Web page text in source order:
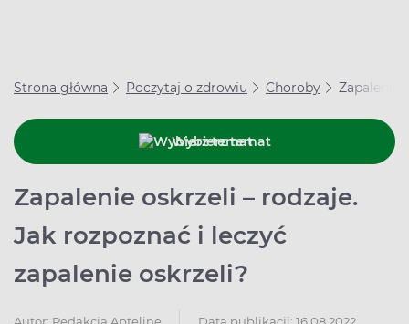
Strona główna Poczytaj o zdrowiu Choroby Zapalenie
Wybierz temat
Zapalenie oskrzeli – rodzaje.
Jak rozpoznać i leczyć
zapalenie oskrzeli?
Data publikacji: 16.08.2022